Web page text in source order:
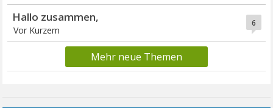
6
Hallo zusammen,
Vor Kurzem
Mehr neue Themen